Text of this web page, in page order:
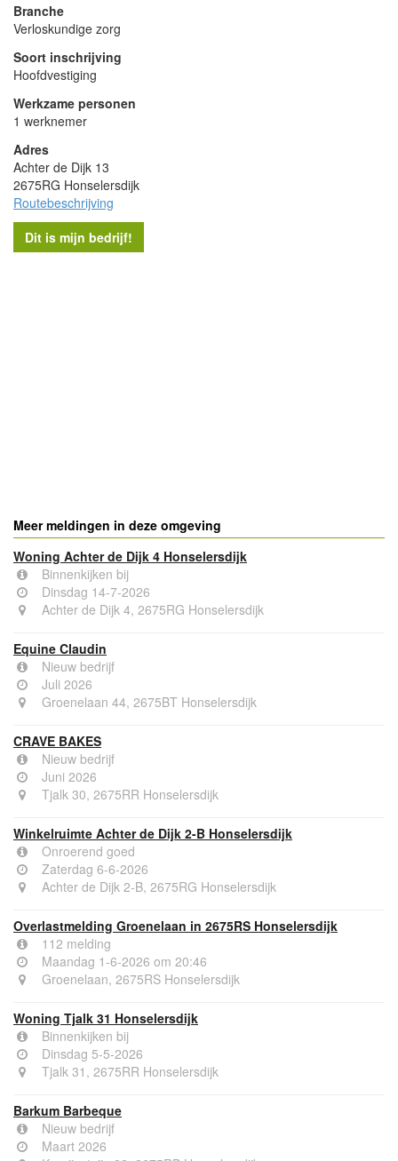
Branche
Verloskundige zorg
Soort inschrijving
Hoofdvestiging
Werkzame personen
1 werknemer
Adres
Achter de Dijk 13
2675RG Honselersdijk
Routebeschrijving
Meer meldingen in deze omgeving
Woning Achter de Dijk 4 Honselersdijk
Binnenkijken bij
Dinsdag 14-7-2026
Achter de Dijk 4, 2675RG Honselersdijk
Equine Claudin
Nieuw bedrijf
Juli 2026
Groenelaan 44, 2675BT Honselersdijk
CRAVE BAKES
Nieuw bedrijf
Juni 2026
Tjalk 30, 2675RR Honselersdijk
Winkelruimte Achter de Dijk 2-B Honselersdijk
Onroerend goed
Zaterdag 6-6-2026
Achter de Dijk 2-B, 2675RG Honselersdijk
Overlastmelding Groenelaan in 2675RS Honselersdijk
112 melding
Maandag 1-6-2026 om 20:46
Groenelaan, 2675RS Honselersdijk
Woning Tjalk 31 Honselersdijk
Binnenkijken bij
Dinsdag 5-5-2026
Tjalk 31, 2675RR Honselersdijk
Barkum Barbeque
Nieuw bedrijf
Maart 2026